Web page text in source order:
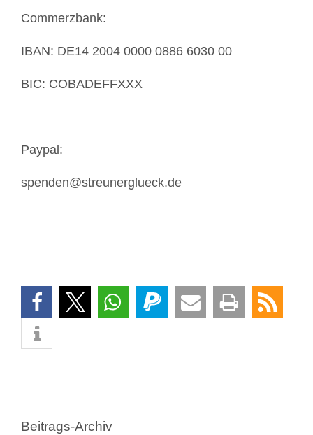
Commerzbank:
IBAN: DE14 2004 0000 0886 6030 00
BIC: COBADEFFXXX
Paypal:
spenden@streunerglueck.de
Beitrags-Archiv